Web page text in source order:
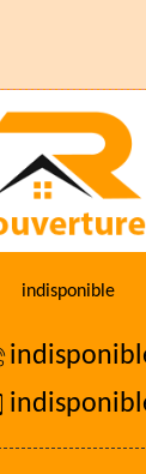
indisponible